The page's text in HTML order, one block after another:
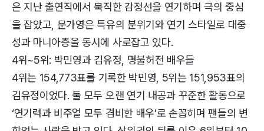
은 지난 출연작에서 묵직한 감정선을 연기하며 극의 중심
을 잡았고, 문가영은 특유의 분위기와 연기 스타일로 대중
성과 마니아층을 동시에 사로잡고 있다.
4위~5위: 박민영과 김유정, 명불허전 배우들
4위는 154,773표를 기록한 박민영, 5위는 151,953표의
김유정이었다. 둘 모두 오랜 연기 내공과 꾸준한 활동으로
‘연기력과 비주얼 모두 겸비한 배우’로 손꼽히며 팬들의 변